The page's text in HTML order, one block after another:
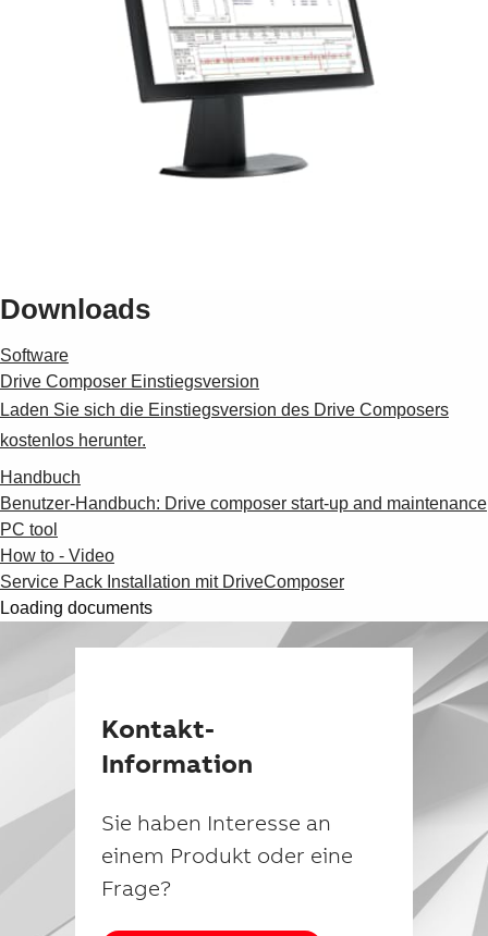
See more products
Shopping list preview
Downloads
Software
Drive Composer Einstiegsversion
Laden Sie sich die Einstiegsversion des Drive Composers
kostenlos herunter.
Handbuch
Benutzer-Handbuch: Drive composer start-up and maintenance
PC tool
How to - Video
Service Pack Installation mit DriveComposer
Loading documents
Kontakt-
Information
Sie haben Interesse an
einem Produkt oder eine
Frage?